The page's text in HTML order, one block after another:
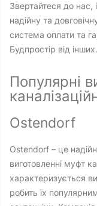
Звертайтеся до
надійну та
система оплати та
Будпростір від інших.
Популярні
Ostendorf
Ostendorf – це
виготовленні муфт
характеризується
робить їх